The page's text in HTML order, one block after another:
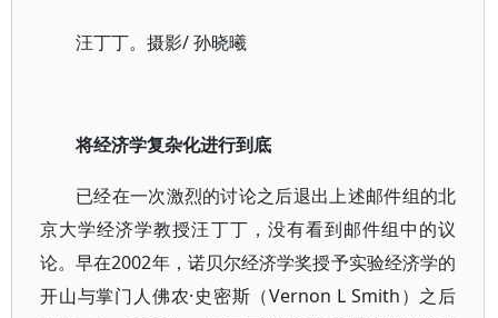
汪丁丁。摄影/ 孙晓曦
将经济学复杂化进行到底
已经在一次激烈的讨论之后退出上述邮件组的北
京大学经济学教授汪丁丁，没有看到邮件组中的议
论。早在2002年，诺贝尔经济学奖授予实验经济学的
开山与掌门人佛农·史密斯（Vernon L Smith）之后